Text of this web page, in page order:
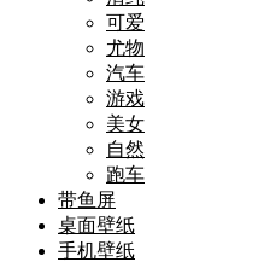
可爱
尤物
汽车
游戏
美女
自然
跑车
带鱼屏
桌面壁纸
手机壁纸